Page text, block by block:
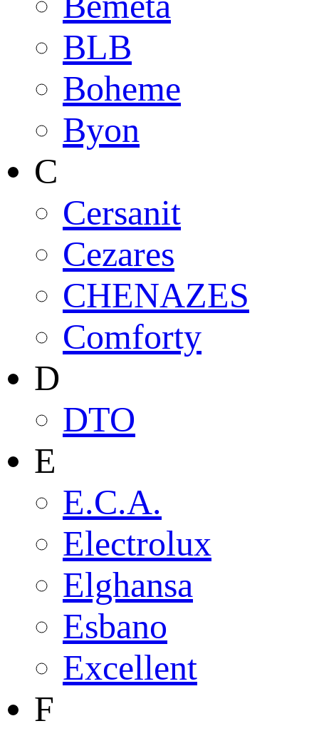
BLB
Boheme
Byon
C
Cersanit
Cezares
CHENAZES
Comforty
D
DTO
E
E.C.A.
Electrolux
Elghansa
Esbano
Excellent
F